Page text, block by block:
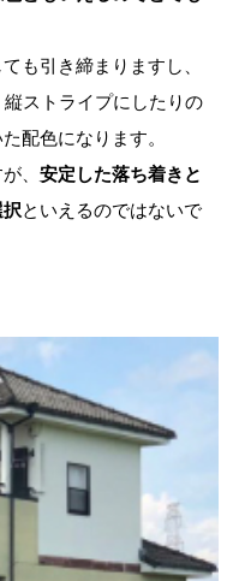
も引き締まりますし、
ストライプにしたりの
配色になります。
、 安定した落ち着きと
といえるのではないで